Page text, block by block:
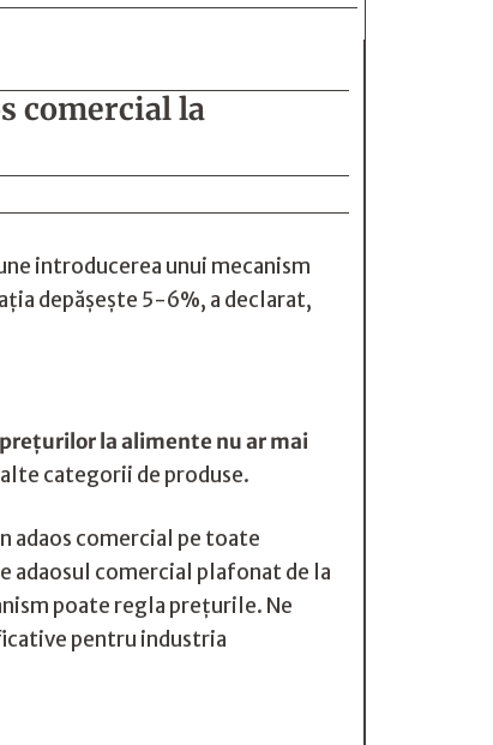
comercial la
introducerea unui mecanism
depăşeşte 5-6%, a declarat,
la alimente nu ar mai
categorii de produse.
adaos comercial pe toate
adaosul comercial plafonat de la
poate regla preţurile. Ne
pentru industria